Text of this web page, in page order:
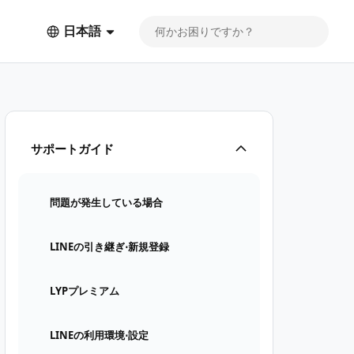
日本語
サポートガイド
問題が発生している場合
LINEの引き継ぎ⋅新規登録
LYPプレミアム
LINEの利用環境⋅設定